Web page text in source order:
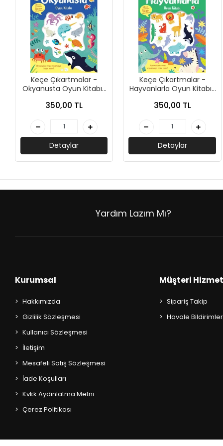
ROMAN - KÜLTÜR KİTAPLARI +
HİKAYE - ÇOCUK KİTAPLARI +
KUTULU SETLER +
İNGİLİZCE HİKAYE KİTAPLARI
MANGA - ÇİZGİ ROMAN
FUTBOL - SPORCU KİTAPLARI
+
BOYAMA - MANDALA KİTAPLARI
SÖZLÜK ÇEŞİTLERİ
ATLAS ÇEŞİTLERİ
KUR'AN-I KERİM - YASİN-İ ŞERİF
KONUŞMA KLAVUZLARI
Keçe Çıkartmalar -
Okyanusta Oyun Kitabı-
350,00 TL
Detaylar
Keçe Çıkartmalar -
Hayvanlarla Oyun Kitabı-
350,00 TL
Detaylar
Yardım Lazım Mı?
Kurumsal
Hakkımızda
Gizlilik Sözleşmesi
Kullanıcı Sözleşmesi
İletişim
Mesafeli Satış Sözleşmesi
İade Koşulları
Kvkk Aydınlatma Metni
Çerez Politikası
Müşteri
Sipariş Takip
Havale